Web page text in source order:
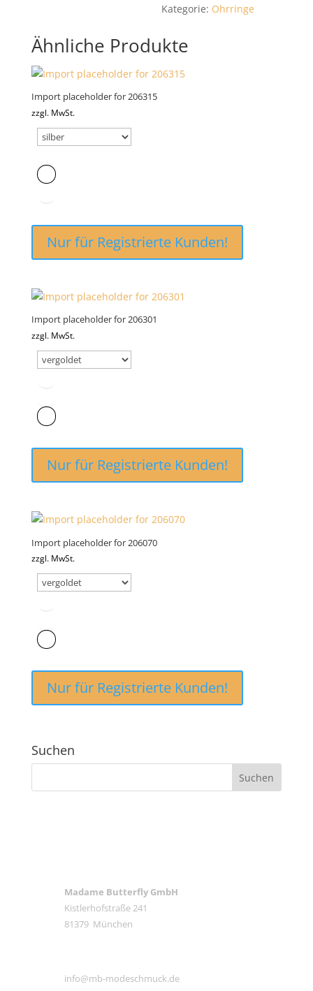
Kategorie: Ohrringe
Ähnliche Produkte
Import placeholder for 206315
zzgl. MwSt.
Nur für Registrierte Kunden!
Import placeholder for 206301
zzgl. MwSt.
Nur für Registrierte Kunden!
Import placeholder for 206070
zzgl. MwSt.
Nur für Registrierte Kunden!
Suchen
Madame Butterfly GmbH
Kistlerhofstraße 241
81379 München
info@mb-modeschmuck.de